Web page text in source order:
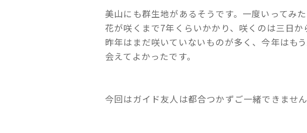
美山にも群生地があるそうです。一度いってみた
花が咲くまで7年くらいかかり、咲くのは三日か
昨年はまだ咲いていないものが多く、今年はも
会えてよかったです。
今回はガイド友人は都合つかずご一緒できませ